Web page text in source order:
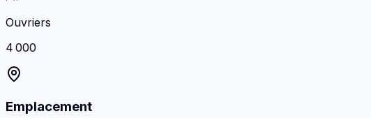
Ouvriers
4 000
Emplacement